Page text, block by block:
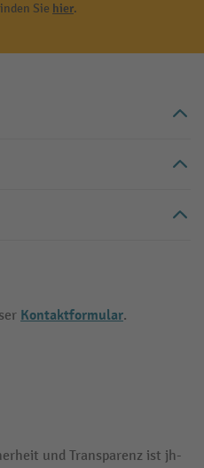
Sie hier.
Kontaktformular.
und Transparenz ist jh-